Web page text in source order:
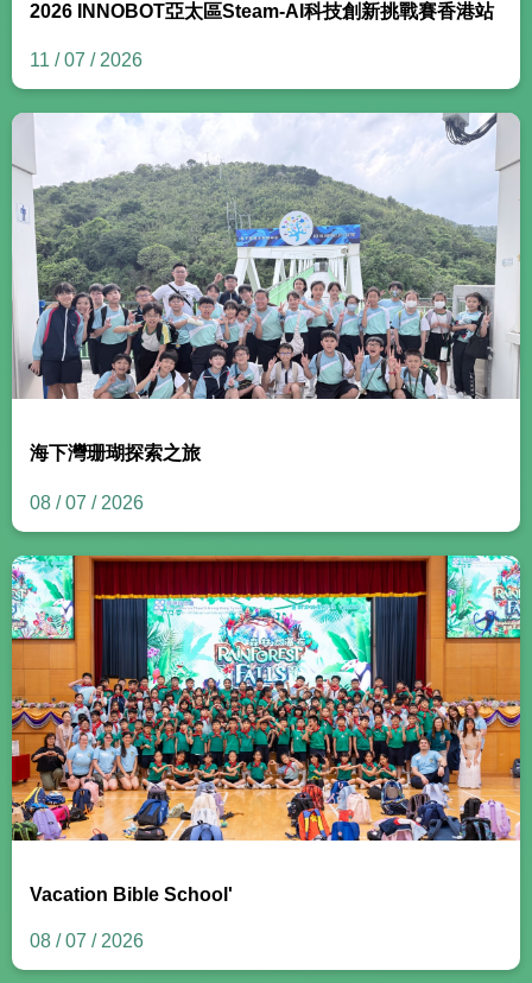
2026 INNOBOT亞太區Steam-AI科技創新挑戰賽香港站
11 / 07 / 2026
海下灣珊瑚探索之旅
08 / 07 / 2026
Vacation Bible School'
08 / 07 / 2026